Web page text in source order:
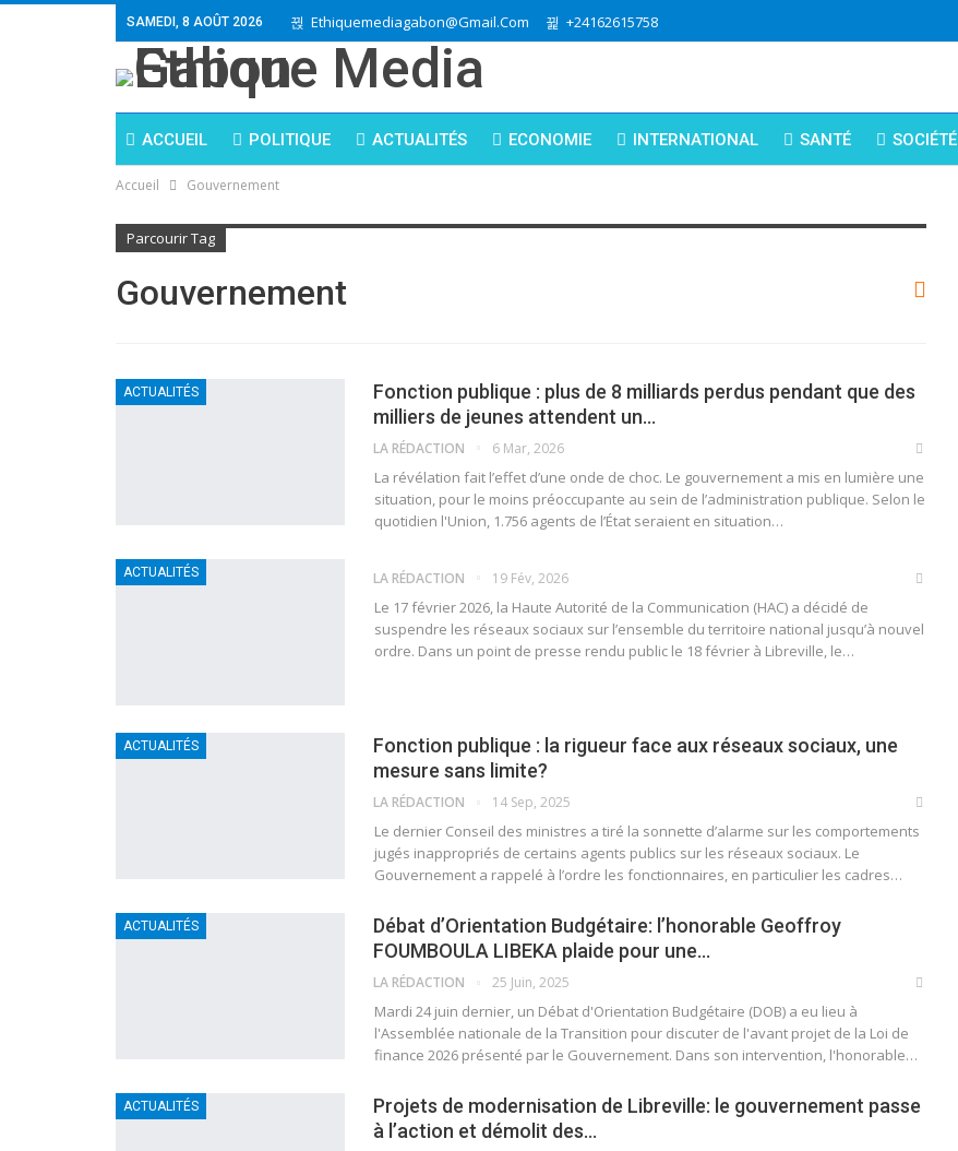
SAMEDI, 8 AOÛT 2026 Ethiquemediagabon@gmail.com +24162615758
ACCUEIL POLITIQUE ACTUALITÉS ECONOMIE INTERNATIONAL SANTÉ SOCIÉTÉ
Accueil Gouvernement
Parcourir Tag
Gouvernement
ACTUALITÉS
Fonction publique : plus de 8 milliards perdus pendant que des
milliers de jeunes attendent un…
LA RÉDACTION 6 Mar, 2026
La révélation fait l’effet d’une onde de choc. Le gouvernement a mis en lumière une
situation, pour le moins préoccupante au sein de l’administration publique. Selon le
quotidien l'Union, 1.756 agents de l’État seraient en situation…
ACTUALITÉS LA RÉDACTION 19 Fév, 2026
Le 17 février 2026, la Haute Autorité de la Communication (HAC) a décidé de
suspendre les réseaux sociaux sur l’ensemble du territoire national jusqu’à nouvel
ordre. Dans un point de presse rendu public le 18 février à Libreville, le…
ACTUALITÉS
Fonction publique : la rigueur face aux réseaux sociaux, une
mesure sans limite?
LA RÉDACTION 14 Sep, 2025
Le dernier Conseil des ministres a tiré la sonnette d’alarme sur les comportements
jugés inappropriés de certains agents publics sur les réseaux sociaux. Le
Gouvernement a rappelé à l’ordre les fonctionnaires, en particulier les cadres…
ACTUALITÉS
Débat d’Orientation Budgétaire: l’honorable Geoffroy
FOUMBOULA LIBEKA plaide pour une…
LA RÉDACTION 25 Juin, 2025
Mardi 24 juin dernier, un Débat d'Orientation Budgétaire (DOB) a eu lieu à
l'Assemblée nationale de la Transition pour discuter de l'avant projet de la Loi de
finance 2026 présenté par le Gouvernement. Dans son intervention, l'honorable…
ACTUALITÉS
Projets de modernisation de Libreville: le gouvernement passe
à l’action et démolit des…